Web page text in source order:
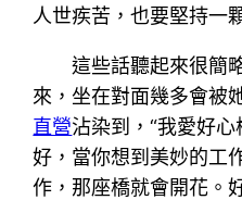
人世疾苦，也要堅持一
這些話聽起來很簡
來，坐在對面幾多會被
直營沾染到，“我愛好
好，當你想到美妙的工
作，那座橋就會開花。